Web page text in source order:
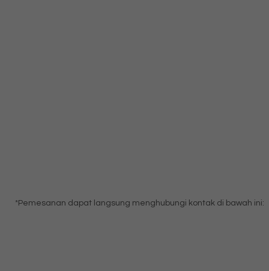
*Pemesanan dapat langsung menghubungi kontak di bawah ini: